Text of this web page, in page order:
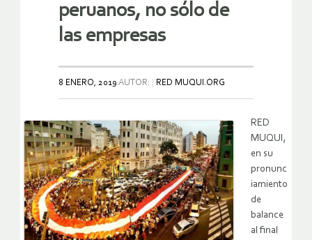
peruanos, no sólo de
las empresas
8 ENERO, 2019 AUTOR: RED MUQUI.ORG
RED
MUQUI,
en su
pronunc
iamiento
de
balance
al final